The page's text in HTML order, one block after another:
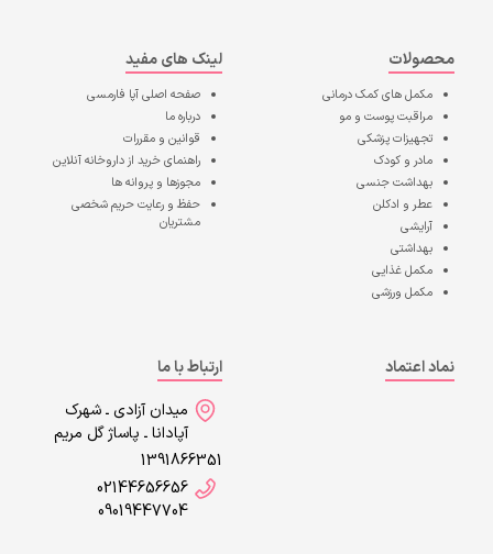
محصولات
مکمل های کمک درمانی
مراقبت پوست و مو
تجهیزات پزشکی
مادر و کودک
بهداشت جنسی
عطر و ادکلن
آرایشی
بهداشتی
مکمل غذایی
مکمل ورزشی
لینک های مفید
صفحه اصلیآپا فارمسی
درباره ما
قوانین و مقررات
راهنمای خرید از داروخانه آنلاین
مجوزها و پروانه ها
حفظ و رعایت حریم شخصی
مشتریان
نماد اعتماد
ارتباط با ما
میدان آزادی ـ شهرک
آپادانا ـ پاساژ گل مریم
1391866351
02144656656
09019447704